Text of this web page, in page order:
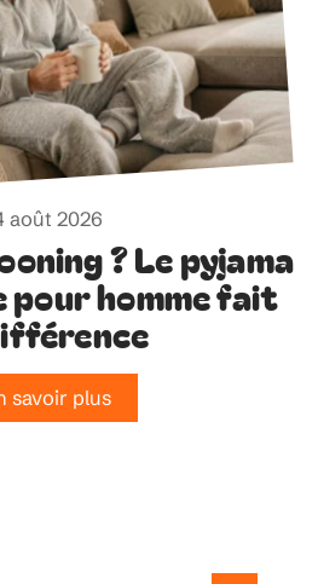
août 2026
? Le pyjama
pour homme fait
savoir plus